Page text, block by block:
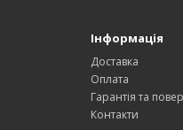
Інформація
Доставка
Оплата
Гарантія та
Контакти